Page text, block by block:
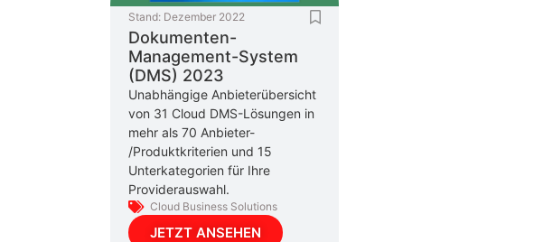
Stand: Dezember 2022
Dokumenten-
Management-System
(DMS) 2023
Unabhängige Anbieterübersicht
von 31 Cloud DMS-Lösungen in
mehr als 70 Anbieter-
/Produktkriterien und 15
Unterkategorien für Ihre
Providerauswahl.
Cloud Business Solutions
JETZT ANSEHEN